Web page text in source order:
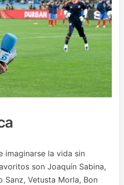
imaginarse la vida sin
son Joaquín Sabina,
Sanz, Vetusta Morla, Bon